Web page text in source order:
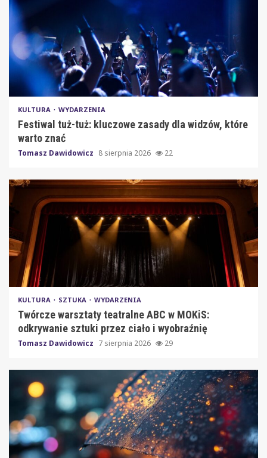
KULTURA WYDARZENIA
Festiwal tuż-tuż: kluczowe zasady dla widzów, które
warto znać
Tomasz Dawidowicz 8 sierpnia 2026 22
KULTURA SZTUKA WYDARZENIA
Twórcze warsztaty teatralne ABC w MOKiS:
odkrywanie sztuki przez ciało i wyobraźnię
Tomasz Dawidowicz 7 sierpnia 2026 29